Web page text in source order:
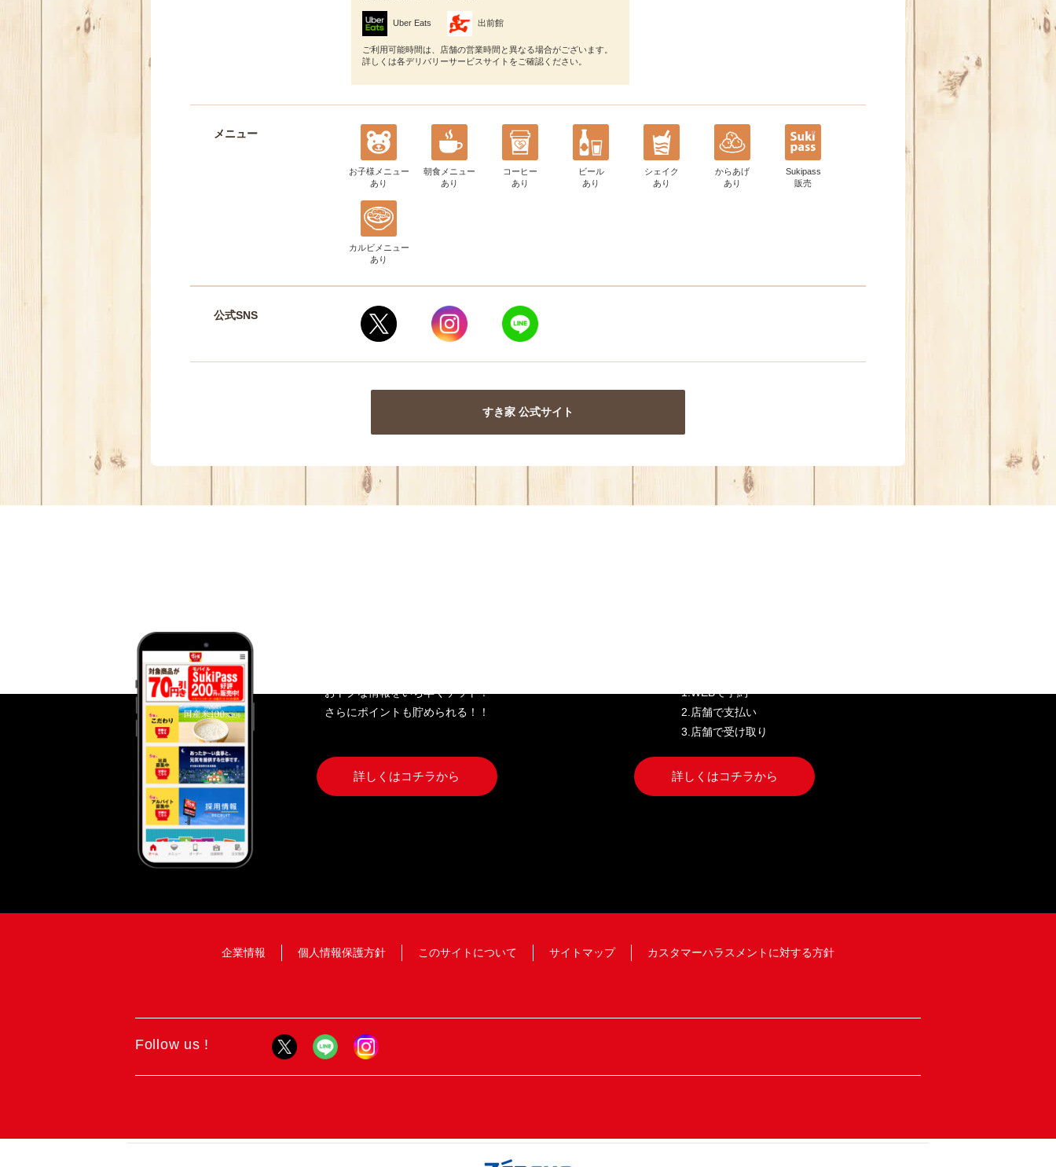
Uber Eats 出前館
ご利用可能時間は、店舗の営業時間と異なる場合がございます。
詳しくは各デリバリーサービスサイトをご確認ください。
メニュー
お子様メニュー
あり
朝食メニュー
あり
コーヒー
あり
ビール
あり
シェイク
あり
からあげ
あり
Sukipass
販売
カルビメニュー
あり
公式SNS
すき家 公式サイト
おトクな情報をいち早くゲット！
さらにポイントも貯められる！！
詳しくはコチラから
1.WEBで予約
2.店舗で支払い
3.店舗で受け取り
詳しくはコチラから
企業情報 個人情報保護方針 このサイトについて サイトマップ カスタマーハラスメントに対する方針
Follow us !